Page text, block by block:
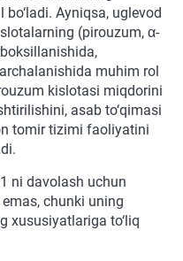
Ayniqsa, uglevod
(pirouzum, α-
muhim rol
kislotasi miqdorini
asab to‘qimasi
tomir tizimi faoliyatini
ni davolash uchun
chunki uning
xususiyatlariga to‘liq